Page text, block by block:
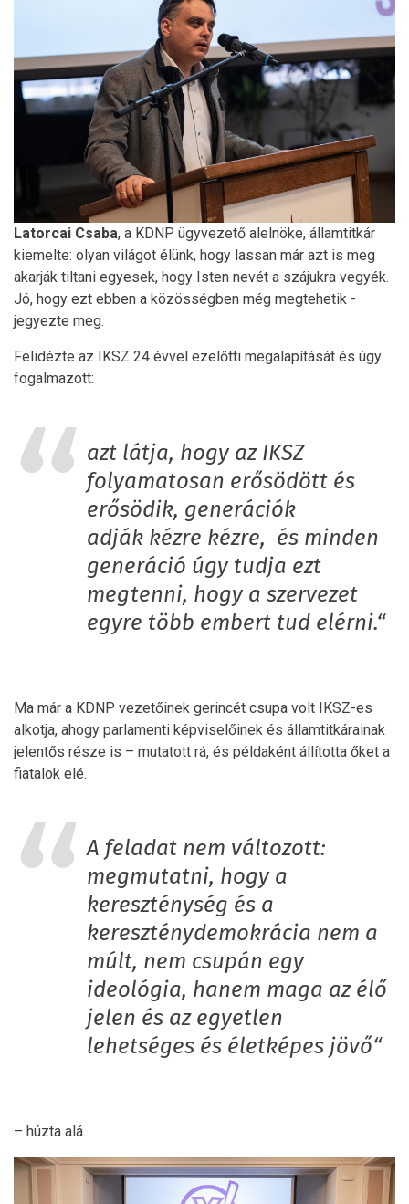
Latorcai Csaba, a KDNP ügyvezető alelnöke, államtitkár
kiemelte: olyan világot élünk, hogy lassan már azt is meg
akarják tiltani egyesek, hogy Isten nevét a szájukra vegyék.
Jó, hogy ezt ebben a közösségben még megtehetik -
jegyezte meg.
Felidézte az IKSZ 24 évvel ezelőtti megalapítását és úgy
fogalmazott:
azt látja, hogy az IKSZ
folyamatosan erősödött és
erősödik, generációk
adják kézre kézre, és minden
generáció úgy tudja ezt
megtenni, hogy a szervezet
egyre több embert tud elérni.“
Ma már a KDNP vezetőinek gerincét csupa volt IKSZ-es
alkotja, ahogy parlamenti képviselőinek és államtitkárainak
jelentős része is – mutatott rá, és példaként állította őket a
fiatalok elé.
A feladat nem változott:
megmutatni, hogy a
kereszténység és a
kereszténydemokrácia nem a
múlt, nem csupán egy
ideológia, hanem maga az élő
jelen és az egyetlen
lehetséges és életképes jövő“
– húzta alá.